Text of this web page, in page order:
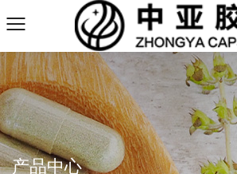
产品中心